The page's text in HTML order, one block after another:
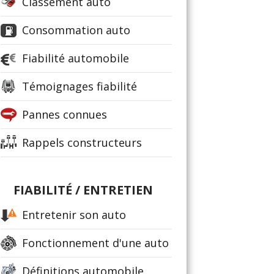
Consommation auto
Fiabilité automobile
Témoignages fiabilité
Pannes connues
Rappels constructeurs
FIABILITÉ / ENTRETIEN
Entretenir son auto
Fonctionnement d'une auto
Définitions automobile